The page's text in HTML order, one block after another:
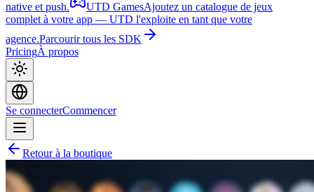
native et push.
UTD GamesAjoutez un catalogue de jeux
complet à votre app — UTD l'exploite en tant que votre
agence.Parcourir tous les SDK
PricingÀ propos
Se connecterCommencer
Retour à la boutique